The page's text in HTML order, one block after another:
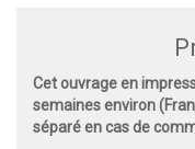
Cet ouvrage en
semaines environ
séparé en cas de